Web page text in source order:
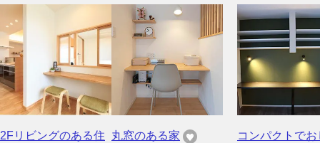
2Fリビングのある住
丸窓のある家
コンパクトでお